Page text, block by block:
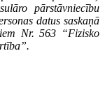
pārstāvniecību
datus saskaņā
Nr. 563 “Fizisko